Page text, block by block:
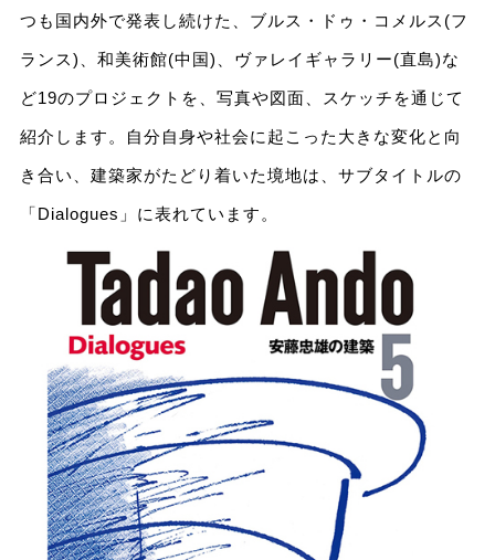
つも国内外で発表し続けた、ブルス・ドゥ・コメルス(フ
ランス)、和美術館(中国)、ヴァレイギャラリー(直島)な
ど19のプロジェクトを、写真や図面、スケッチを通じて
紹介します。自分自身や社会に起こった大きな変化と向
き合い、建築家がたどり着いた境地は、サブタイトルの
「Dialogues」に表れています。